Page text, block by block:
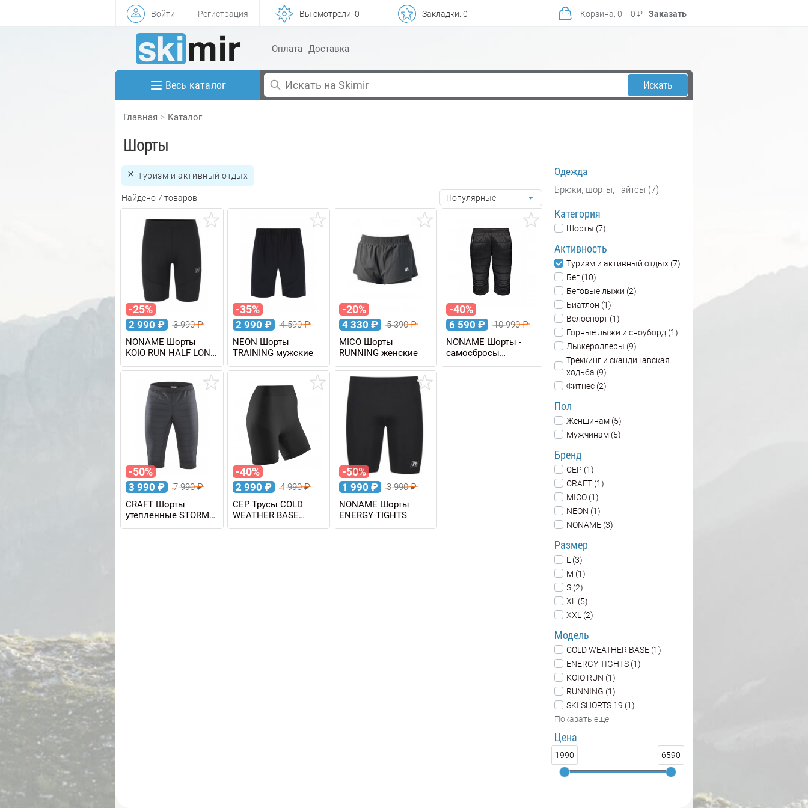
Войти — Регистрация Вы смотрели: 0 Закладки: 0 Корзина: 0 − 0 ₽ Заказать
Оплата Доставка
Весь каталог Искать
Главная Каталог
Шорты
Туризм и активный отдых
Найдено 7 товаров Популярные
-25%
2 990 ₽ 3 990₽
NONAME Шорты
KOIO RUN HALF LONG
TIGHTS
-35%
2 990 ₽ 4 590₽
NEON Шорты
TRAINING мужские
-20%
4 330 ₽ 5 390₽
MICO Шорты
RUNNING женские
-40%
6 590 ₽ 10 990₽
NONAME Шорты -
самосбросы
утепленные SKI
-50%
3 990 ₽ 7 990₽
CRAFT Шорты
утепленные STORM
мужские
-40%
2 990 ₽ 4 990₽
CEP Трусы COLD
WEATHER BASE
SHORTS женские
-50%
1 990 ₽ 3 990₽
NONAME Шорты
ENERGY TIGHTS
Одежда
Брюки, шорты, тайтсы (7)
Категория
Шорты (7)
Активность
Туризм и активный отдых (7)
Бег (10)
Беговые лыжи (2)
Биатлон (1)
Велоспорт (1)
Горные лыжи и сноуборд (1)
Лыжероллеры (9)
Треккинг и скандинавская
ходьба (9)
Фитнес (2)
Пол
Женщинам (5)
Мужчинам (5)
Бренд
CEP (1)
CRAFT (1)
MICO (1)
NEON (1)
NONAME (3)
Размер
L (3)
M (1)
S (2)
XL (5)
XXL (2)
Модель
COLD WEATHER BASE (1)
ENERGY TIGHTS (1)
KOIO RUN (1)
RUNNING (1)
SKI SHORTS 19 (1)
Показать еще
Цена
1990 6590